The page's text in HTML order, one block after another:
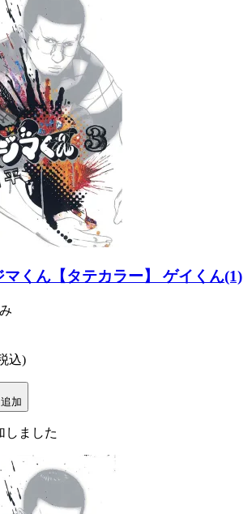
マくん【タテカラー】 ゲイくん(1)
込)
加
しました